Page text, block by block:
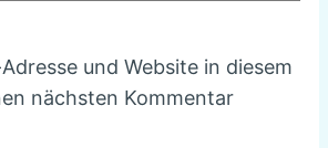
und Website in diesem
nächsten Kommentar